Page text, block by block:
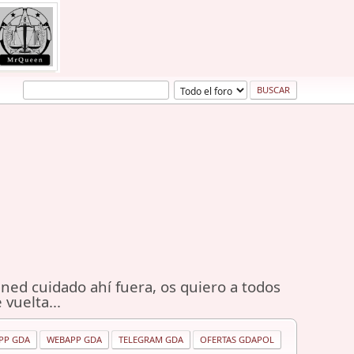
cuidado ahí fuera, os quiero a todos
vuelta...
GDA WEBAPP GDA TELEGRAM GDA OFERTAS GDAPOL